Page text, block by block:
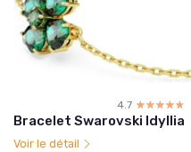
4.7 ☆☆☆☆☆
★★★★★
Bracelet Swarovski Idyllia
Voir le détail